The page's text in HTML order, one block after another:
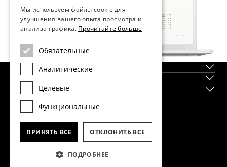
Регионы
Новостройки
Информация о региональных офисах
Мы используем файлы cookie для
улучшения вашего опыта просмотра и
анализа трафика. Прочитайте больше
Обязательные
Аналитические
Целевые
Функциональные
ПРИНЯТЬ ВСЕ ОТКЛОНИТЬ ВСЕ
ПОДРОБНЕЕ